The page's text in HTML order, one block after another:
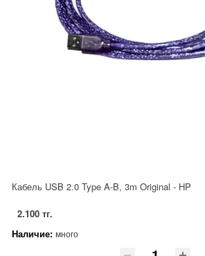
Кабель USB 2.0 Type A-B, 3m Original - HP
2.100 тг.
Наличие: много